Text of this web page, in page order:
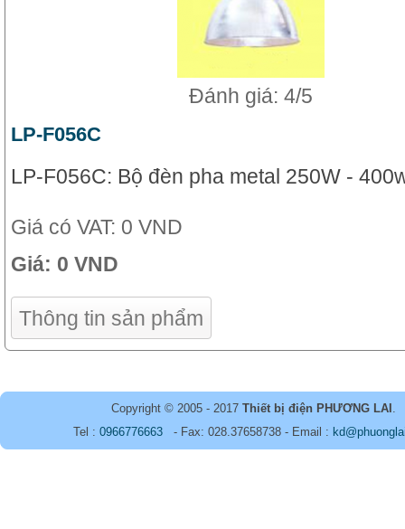
Đánh giá: 4/5
LP-F056C
LP-F056C: Bộ đèn pha metal 250W -
Giá có VAT: 0 VND
Giá: 0 VND
Thông tin sản phẩm
Copyright © 2005 - 2017 Thiết bị điện PHƯƠNG LAI .
Tel : 0966776663 - Fax: 028.37658738 - Email :